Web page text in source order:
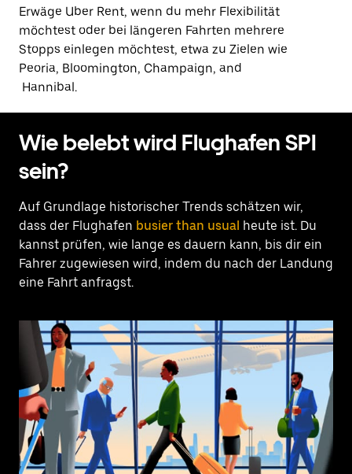
Erwäge Uber Rent, wenn du mehr Flexibilität
möchtest oder bei längeren Fahrten mehrere
Stopps einlegen möchtest, etwa zu Zielen wie
Peoria, Bloomington, Champaign, and
Hannibal.
Wie belebt wird Flughafen SPI
sein?
Auf Grundlage historischer Trends schätzen wir,
dass der Flughafen busier than usual heute ist. Du
kannst prüfen, wie lange es dauern kann, bis dir ein
Fahrer zugewiesen wird, indem du nach der Landung
eine Fahrt anfragst.